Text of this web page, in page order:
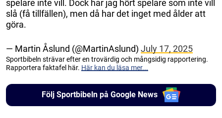
spelare inte vill. Dock har jag hört spelare som inte vill
slå (få tillfällen), men då har det inget med ålder att
göra.
— Martin Åslund (@MartinAslund) July 17, 2025
Sportbibeln strävar efter en trovärdig och mångsidig rapportering.
Rapportera faktafel här. Här kan du läsa mer...
Följ Sportbibeln på Google News